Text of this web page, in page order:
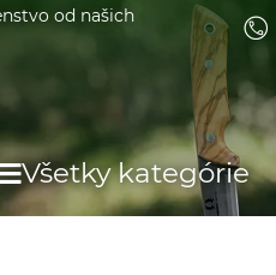
od našich
Všetky kategórie